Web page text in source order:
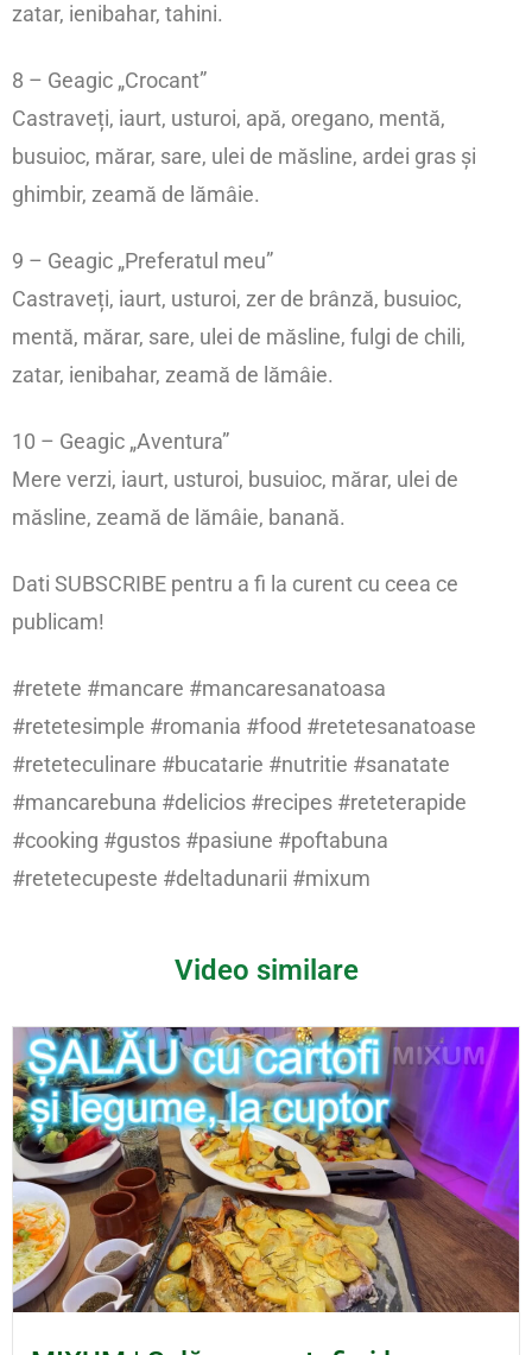
zatar, ienibahar, tahini.
8 – Geagic „Crocant”
Castraveți, iaurt, usturoi, apă, oregano, mentă,
busuioc, mărar, sare, ulei de măsline, ardei gras și
ghimbir, zeamă de lămâie.
9 – Geagic „Preferatul meu”
Castraveți, iaurt, usturoi, zer de brânză, busuioc,
mentă, mărar, sare, ulei de măsline, fulgi de chili,
zatar, ienibahar, zeamă de lămâie.
10 – Geagic „Aventura”
Mere verzi, iaurt, usturoi, busuioc, mărar, ulei de
măsline, zeamă de lămâie, banană.
Dati SUBSCRIBE pentru a fi la curent cu ceea ce
publicam!
#retete #mancare #mancaresanatoasa
#retetesimple #romania #food #retetesanatoase
#reteteculinare #bucatarie #nutritie #sanatate
#mancarebuna #delicios #recipes #reteterapide
#cooking #gustos #pasiune #poftabuna
#retetecupeste #deltadunarii #mixum
Video similare